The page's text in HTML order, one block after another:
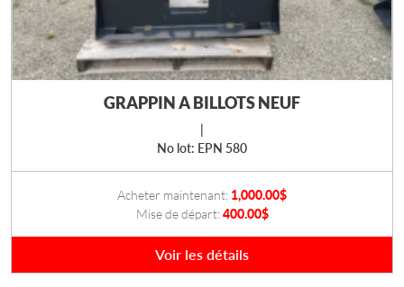
GRAPPIN A BILLOTS NEUF
|
No lot: EPN 580
Acheter maintenant: 1,000.00$
Mise de départ:400.00$
Voir les détails